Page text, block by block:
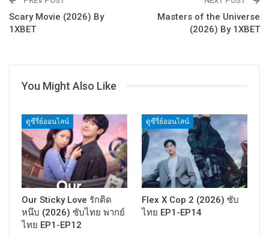
Scary Movie (2026) By
1XBET
Masters of the Universe
(2026) By 1XBET
You Might Also Like
ดูซีรี่ย์ออนไลน์
Our Sticky Love รักติด
หนึบ (2026) ซับไทย พากย์
ไทย EP1-EP12
ดูซีรี่ย์ออนไลน์
Flex X Cop 2 (2026) ซับ
ไทย EP1-EP14